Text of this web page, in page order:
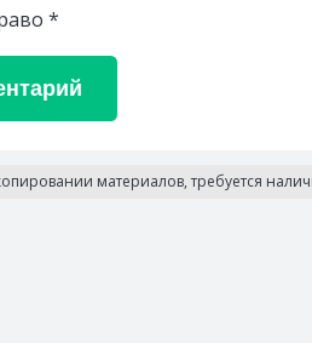
*
материалов, требуется